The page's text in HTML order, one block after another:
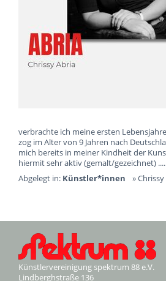
verbrachte ich meine ersten
zog im Alter von 9 Jahren nach
mich bereits in meiner Kindheit der
hiermit sehr aktiv (gemalt/gezeichnet) ....
Abgelegt in: Künstler*innen »
Künstlervereinigung spektrum 88 e.V.
Lindberghstraße 136